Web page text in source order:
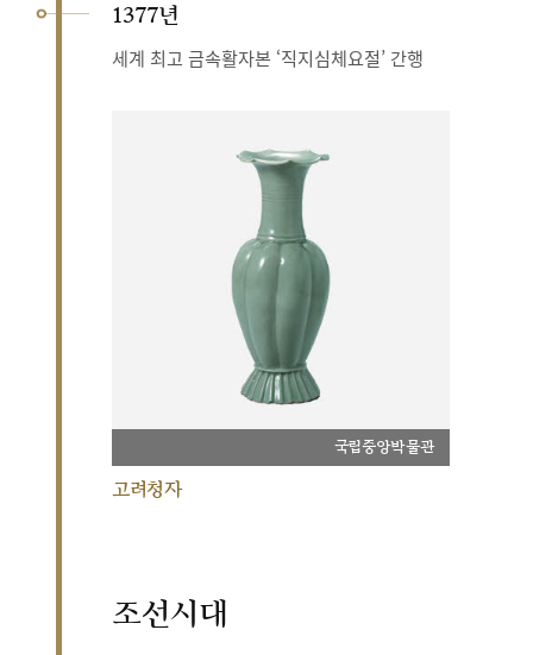
1377년
세계 최고 금속활자본 ‘직지심체요절’ 간행
국립중앙박물관
고려청자
조선시대